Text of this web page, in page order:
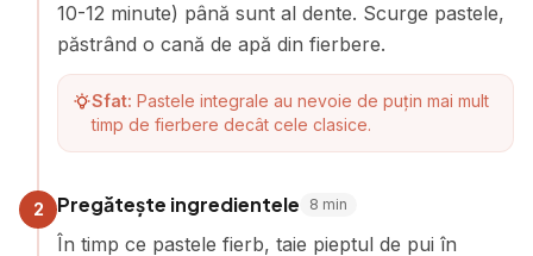
10-12 minute) până sunt al dente. Scurge pastele,
păstrând o cană de apă din fierbere.
Sfat: Pastele integrale au nevoie de puțin mai mult
timp de fierbere decât cele clasice.
2 Pregătește ingredientele 8 min
În timp ce pastele fierb, taie pieptul de pui în